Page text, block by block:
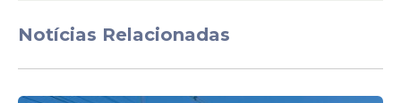
Notícias Relacionadas